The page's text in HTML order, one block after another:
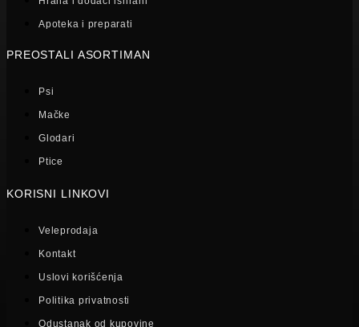
Apoteka i preparati
PREOSTALI ASORTIMAN
Psi
Mačke
Glodari
Ptice
KORISNI LINKOVI
Veleprodaja
Kontakt
Uslovi korišćenja
Politika privatnosti
Odustanak od kupovine